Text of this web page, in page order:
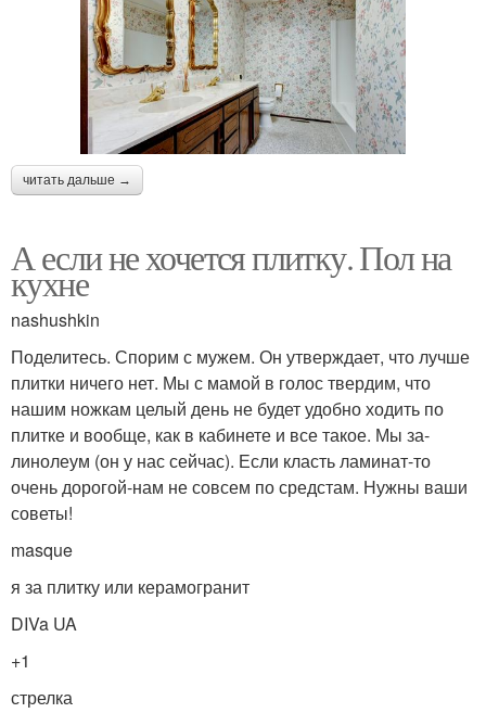
читать дальше →
А если не хочется плитку. Пол на
кухне
nashushkin
Поделитесь. Спорим с мужем. Он утверждает, что лучше
плитки ничего нет. Мы с мамой в голос твердим, что
нашим ножкам целый день не будет удобно ходить по
плитке и вообще, как в кабинете и все такое. Мы за-
линолеум (он у нас сейчас). Если класть ламинат-то
очень дорогой-нам не совсем по средстам. Нужны ваши
советы!
masque
я за плитку или керамогранит
DIVa UA
+1
стрелка